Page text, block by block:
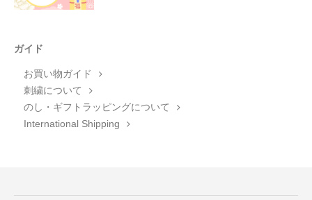
ガイド
お買い物ガイド
刺繍について
のし・ギフトラッピングについて
International Shipping